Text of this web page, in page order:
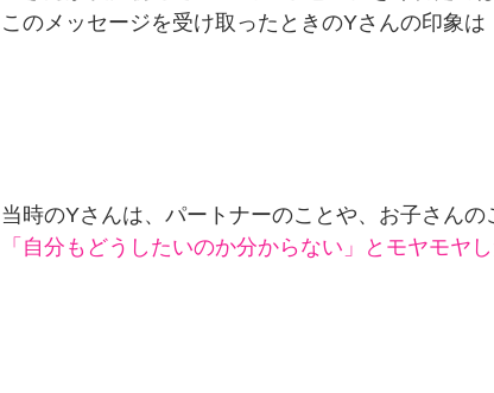
このメッセージを受け取ったときのYさんの印象
当時のYさんは、パートナーのことや、お子さんの
「自分もどうしたいのか分からない」とモヤモヤ